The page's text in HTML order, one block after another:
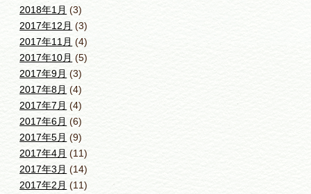
2018年1月 (3)
2017年12月 (3)
2017年11月 (4)
2017年10月 (5)
2017年9月 (3)
2017年8月 (4)
2017年7月 (4)
2017年6月 (6)
2017年5月 (9)
2017年4月 (11)
2017年3月 (14)
2017年2月 (11)